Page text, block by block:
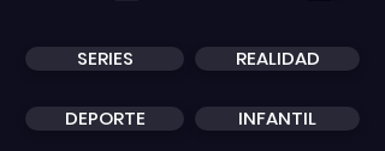
SERIES REALIDAD
DEPORTE INFANTIL